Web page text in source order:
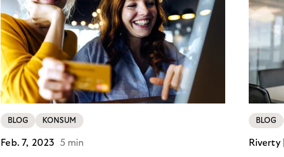
BLOG KONSUM
Feb. 7, 2023 5 min
BLOG
Riverty |